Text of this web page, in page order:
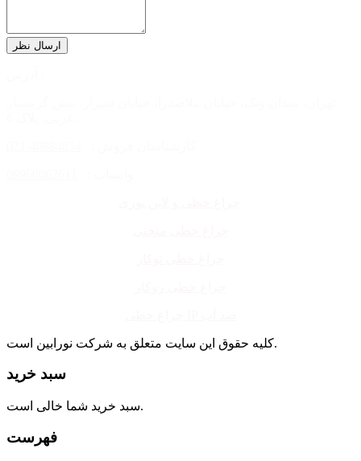
کلیه حقوق این سایت متعلق به شرکت نورابین است.
سبد خرید
سبد خرید شما خالی است.
فهرست